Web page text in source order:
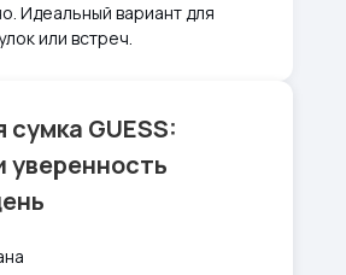
Идеальный вариант для
или встреч.
GUESS:
уверенность